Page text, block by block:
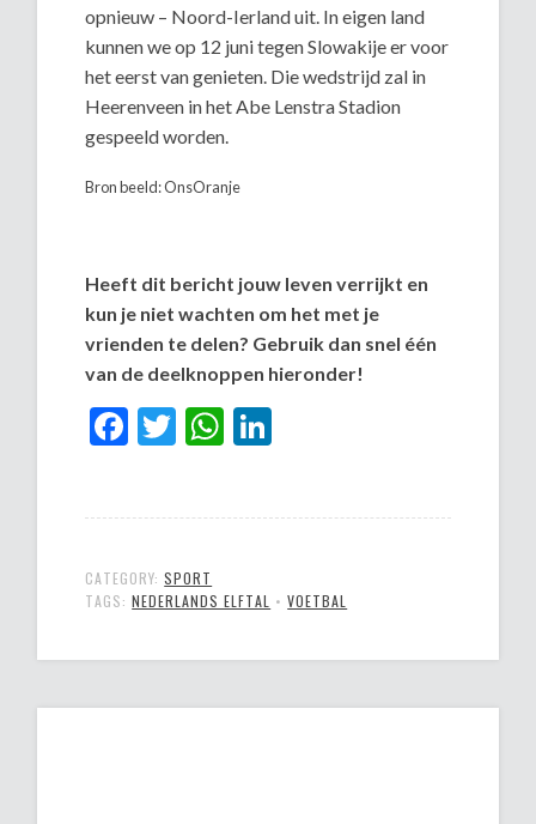
opnieuw – Noord-Ierland uit. In eigen land
kunnen we op 12 juni tegen Slowakije er voor
het eerst van genieten. Die wedstrijd zal in
Heerenveen in het Abe Lenstra Stadion
gespeeld worden.
Bron beeld: OnsOranje
Heeft dit bericht jouw leven verrijkt en
kun je niet wachten om het met je
vrienden te delen? Gebruik dan snel één
van de deelknoppen hieronder!
Facebook
TwitterWhatsApp
CATEGORY:SPORT
TAGS:NEDERLANDS ELFTAL •VOETBAL